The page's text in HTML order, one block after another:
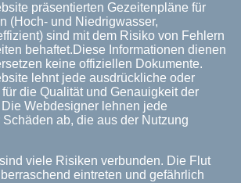
präsentierten Gezeitenpläne für
(Hoch- und Niedrigwasser,
sind mit dem Risiko von Fehlern
behaftet.Diese Informationen dienen
keine offiziellen Dokumente.
lehnt jede ausdrückliche oder
die Qualität und Genauigkeit der
Die Webdesigner lehnen jede
ab, die aus der Nutzung
viele Risiken verbunden. Die Flut
eintreten und gefährlich